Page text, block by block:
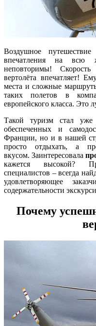
Воздушное
впечатления на всю
неповторимы!
вертолёта впечатляет!
места и сложные
таких полетов в
европейского класса. Это
Такой туризм стал
обеспеченных и
Франции, но и в нашей
просто отдыхать, а
вкусом. Заинтересовала
кажется высокой?
специалистов – всегда
удовлетворяющее
содержательности
Почему